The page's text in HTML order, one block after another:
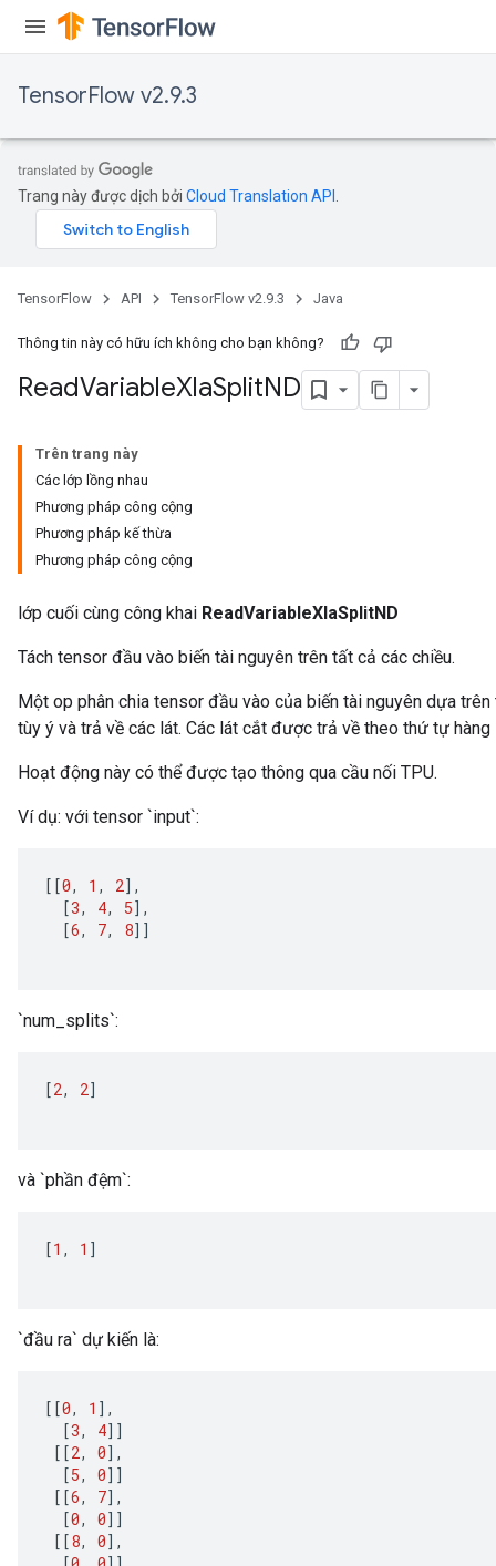
TensorFlow v2.9.3
Trang này được dịch bởi Cloud Translation API
TensorFlow API TensorFlow v2.9.3 Java
Thông tin này có hữu ích không cho bạn không?
ReadVariableXlaSplitND
Trên trang này
Các lớp lồng nhau
Phương pháp công cộng
Phương pháp kế thừa
Phương pháp công cộng
lớp cuối cùng công khai ReadVariableXlaSplitND
Tách tensor đầu vào biến tài nguyên trên tất cả các chiều.
Một op phân chia tensor đầu vào của biến tài nguyên dựa
tùy ý và trả về các lát. Các lát cắt được trả về theo thứ tự hàng
Hoạt động này có thể được tạo thông qua cầu nối TPU.
Ví dụ: với tensor `input`:
[[0, 1 , 2] ,
[3, 4, 5] ,
[6, 7, 8]]
`num_splits`:
[2, 2]
và `phần đệm`:
[1 , 1 ]
`đầu ra` dự kiến ​​​​là:
[[0, 1 ] ,
[3, 4]]
[[2, 0] ,
[5, 0]]
[[6, 7] ,
[0, 0]]
[[8, 0] ,